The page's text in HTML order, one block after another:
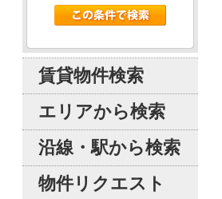
賃貸物件検索
エリアから検索
沿線・駅から検索
物件リクエスト